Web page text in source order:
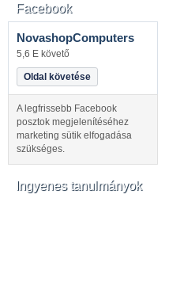
Facebook
NovashopComputers
5,6 E követő
Oldal követése
A legfrissebb Facebook
posztok megjelenítéséhez
marketing sütik elfogadása
szükséges.
Ingyenes tanulmányok